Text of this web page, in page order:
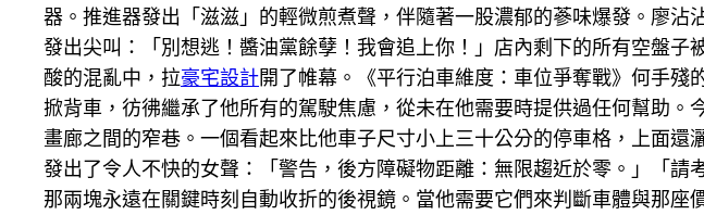
器。推進器發出「滋滋」的輕微煎煮聲，伴隨著一股濃郁的蔘味爆發。廖
發出尖叫：「別想逃！醬油黨餘孽！我會追上你！」店內剩下的所有空盤
酸的混亂中，拉豪宅設計開了帷幕。《平行泊車維度：車位爭奪戰》何手殘
掀背車，彷彿繼承了他所有的駕駛焦慮，從未在他需要時提供過任何幫助
畫廊之間的窄巷。一個看起來比他車子尺寸小上三十公分的停車格，上面
發出了令人不快的女聲：「警告，後方障礙物距離：無限趨近於零。」「
那兩塊永遠在關鍵時刻自動收折的後視鏡。當他需要它們來判斷車體與那